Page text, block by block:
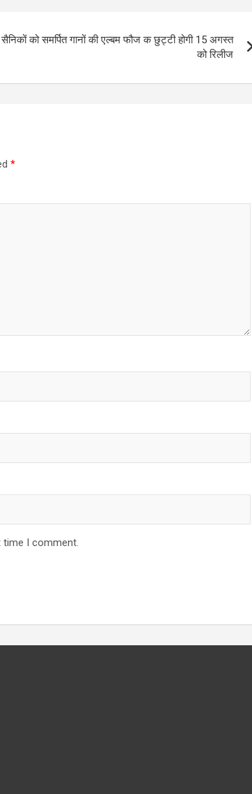
सैनिकों को समर्पित गानों की एल्बम फौज क छुट्टी होगी 15 अगस्त
को रिलीज
*
time I comment.